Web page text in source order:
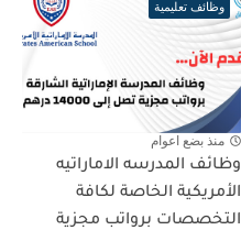
وظائف تعليمية
منذ بضع اعوام
وظائف المدرسه الاماراتيه
الأمريكية الخاصة لكافة
التخصصات برواتب مجزية